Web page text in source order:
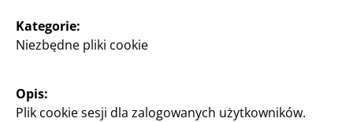
Home & Deko
dekoracyjnymi od TEDi.
Kategorie:
Niezbędne pliki cookie
Opis:
Plik cookie sesji dla zalogowanych użytkowników.